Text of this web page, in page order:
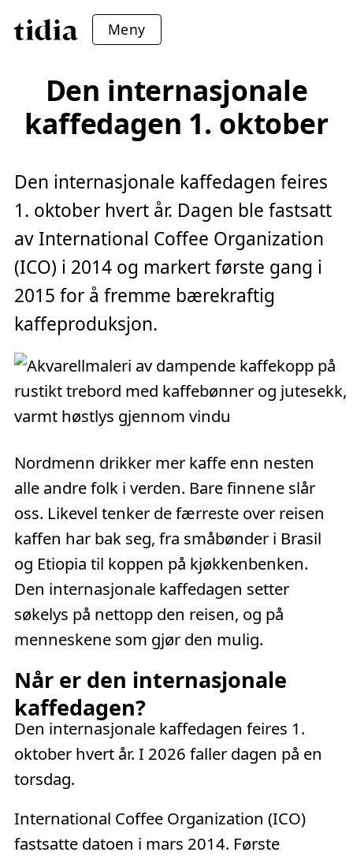
Meny
Den internasjonale
kaffedagen 1. oktober
Den internasjonale kaffedagen feires
1. oktober hvert år. Dagen ble fastsatt
av International Coffee Organization
(ICO) i 2014 og markert første gang i
2015 for å fremme bærekraftig
kaffeproduksjon.
Nordmenn drikker mer kaffe enn nesten
alle andre folk i verden. Bare finnene slår
oss. Likevel tenker de færreste over reisen
kaffen har bak seg, fra småbønder i Brasil
og Etiopia til koppen på kjøkkenbenken.
Den internasjonale kaffedagen setter
søkelys på nettopp den reisen, og på
menneskene som gjør den mulig.
Når er den internasjonale
kaffedagen?
Den internasjonale kaffedagen feires 1.
oktober hvert år. I 2026 faller dagen på en
torsdag.
International Coffee Organization (ICO)
fastsatte datoen i mars 2014. Første